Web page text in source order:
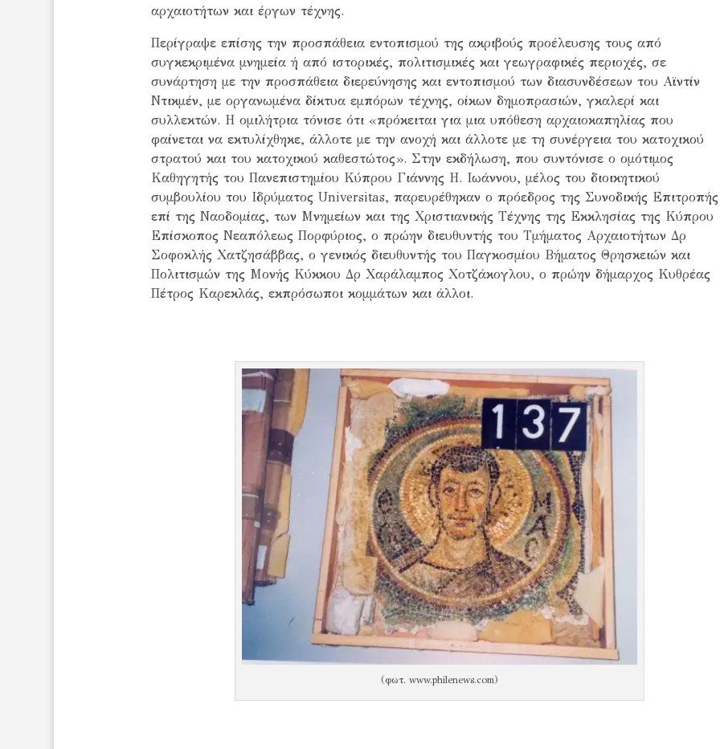
αρχαιοτήτων και έργων τέχνης.
Περίγραψε επίσης την προσπάθεια εντοπισμού της ακριβούς προέλευσης τους από
συγκεκριμένα μνημεία ή από ιστορικές, πολιτισμικές και γεωγραφικές περιοχές, σε
συνάρτηση με την προσπάθεια διερεύνησης και εντοπισμού των διασυνδέσεων του Αϊντίν
Ντικμέν, με οργανωμένα δίκτυα εμπόρων τέχνης, οίκων δημοπρασιών, γκαλερί και
συλλεκτών. Η ομιλήτρια τόνισε ότι «πρόκειται για μια υπόθεση αρχαιοκαπηλίας που
φαίνεται να εκτυλίχθηκε, άλλοτε με την ανοχή και άλλοτε με τη συνέργεια του κατοχικού
στρατού και του κατοχικού καθεστώτος». Στην εκδήλωση, που συντόνισε ο ομότιμος
Καθηγητής του Πανεπιστημίου Κύπρου Γιάννης Η. Ιωάννου, μέλος του διοικητικού
συμβουλίου του Ιδρύματος Universitas, παρευρέθηκαν ο πρόεδρος της Συνοδικής Επιτροπής
επί της Ναοδομίας, των Μνημείων και της Χριστιανικής Τέχνης της Εκκλησίας της Κύπρου
Επίσκοπος Νεαπόλεως Πορφύριος, ο πρώην διευθυντής του Τμήματος Αρχαιοτήτων Δρ
Σοφοκλής Χατζησάββας, ο γενικός διευθυντής του Παγκοσμίου Βήματος Θρησκειών και
Πολιτισμών της Μονής Κύκκου Δρ Χαράλαμπος Χοτζάκογλου, ο πρώην δήμαρχος Κυθρέας
Πέτρος Καρεκλάς, εκπρόσωποι κομμάτων και άλλοι.
(φωτ. www.philenews.com)